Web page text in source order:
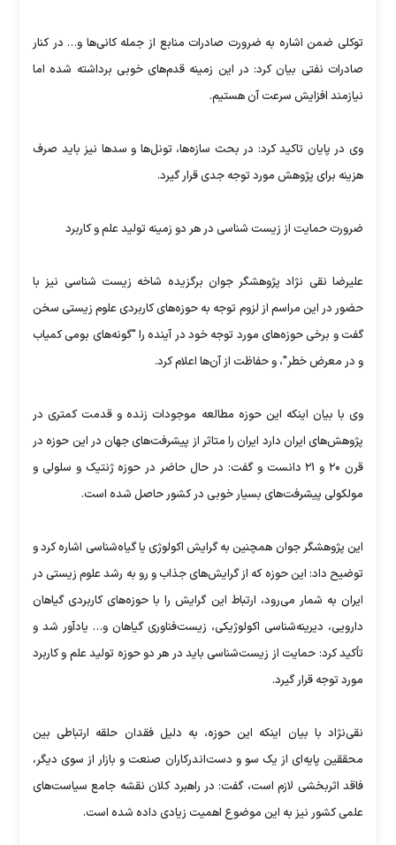
توکلی ضمن اشاره به ضرورت صادرات منابع از جمله کانی‌ها و… در کنار
صادرات نفتی بیان کرد: در این زمینه قدم‌های خوبی برداشته شده اما
نیازمند افزایش سرعت آن هستیم.
وی در پایان تاکید کرد: در بحث سازه‌ها، تونل‌ها و سدها نیز باید صرف
هزینه برای پژوهش مورد توجه جدی قرار گیرد.
ضرورت حمایت از زیست شناسی در هر دو زمینه تولید علم و کاربرد
علیرضا نقی نژاد پژوهشگر جوان برگزیده شاخه زیست شناسی نیز با
حضور در این مراسم از لزوم توجه به حوزه‌های کاربردی علوم زیستی سخن
گفت و برخی حوزه‌های مورد توجه خود در آینده را "گونه‌های بومی کمیاب
و در معرض خطر"، و حفاظت از آن‌ها اعلام کرد.
وی با بیان اینکه این حوزه مطالعه موجودات زنده و قدمت کمتری در
پژوهش‌های ایران دارد ایران را متاثر از پیشرفت‌های جهان در این حوزه در
قرن ۲۰ و ۲۱ دانست و گفت: در حال حاضر در حوزه ژنتیک و سلولی و
مولکولی پیشرفت‌های بسیار خوبی در کشور حاصل شده است.
این پژوهشگر جوان همچنین به گرایش اکولوژی یا گیاه‌شناسی اشاره کرد و
توضیح داد: این حوزه که از گرایش‌های جذاب و رو به رشد علوم زیستی در
ایران به شمار می‌رود، ارتباط این گرایش را با حوزه‌های کاربردی گیاهان
دارویی، دیرینه‌شناسی اکولوژیکی، زیست‌فناوری گیاهان و… یادآور شد و
تأکید کرد: حمایت از زیست‌شناسی باید در هر دو حوزه تولید علم و کاربرد
مورد توجه قرار گیرد.
نقی‌نژاد با بیان اینکه این حوزه، به دلیل فقدان حلقه ارتباطی بین
محققین پایه‌ای از یک سو و دست‌اندرکاران صنعت و بازار از سوی دیگر،
فاقد اثربخشی لازم است، گفت: در راهبرد کلان نقشه جامع سیاست‌های
علمی کشور نیز به این موضوع اهمیت زیادی داده شده است.